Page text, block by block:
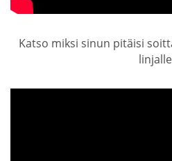
Katso miksi sinun pitäisi
linjalle